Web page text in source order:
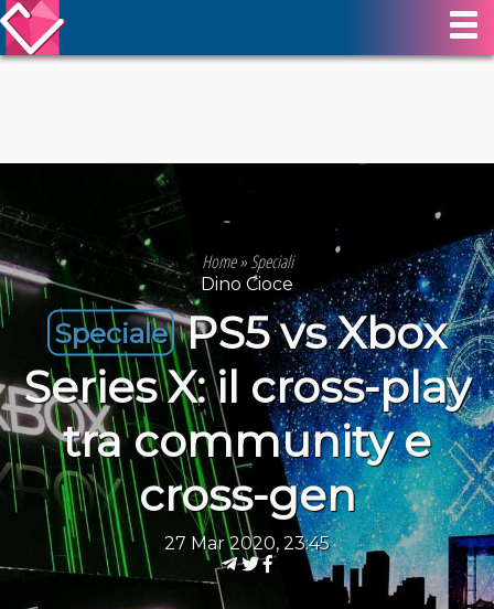
Home»Speciali
Dino Cioce
Speciale PS5 vs Xbox
Series X: il cross-play
tra community e
cross-gen
27 Mar 2020, 23:45